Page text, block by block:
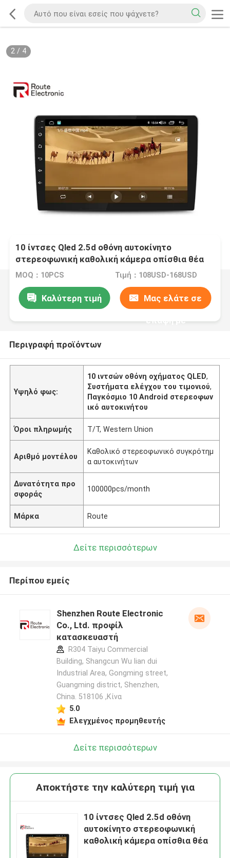
2/ 4
10 ίντσες Qled 2.5d οθόνη αυτοκίνητο
στερεοφωνική καθολική κάμερα οπίσθια θέα
MOQ：10PCS Τιμή：108USD-168USD
Καλύτερη τιμή Μας ελάτε σε
επαφή με
Περιγραφή προϊόντων
Υψηλό φως:
10 ιντσών οθόνη οχήματος QLED,
Συστήματα ελέγχου του τιμονιού,
Παγκόσμιο 10 Android στερεοφων
ικό αυτοκινήτου
Όροι πληρωμής T/T, Western Union
Αριθμό μοντέλου
Καθολικό στερεοφωνικό συγκρότημ
α αυτοκινήτων
Δυνατότητα προ
σφοράς
100000pcs/month
Μάρκα Route
Δείτε περισσότερων
Περίπου εμείς
Shenzhen Route Electronic
Co., Ltd. προφίλ
κατασκευαστή
R304 Taiyu Commercial
Building, Shangcun Wu lian dui
Industrial Area, Gongming street,
Guangming district, Shenzhen,
China. 518106 ,Κίνα
5.0
Ελεγχμένος προμηθευτής
Δείτε περισσότερων
Αποκτήστε την καλύτερη τιμή για
10 ίντσες Qled 2.5d οθόνη
αυτοκίνητο στερεοφωνική
καθολική κάμερα οπίσθια θέα